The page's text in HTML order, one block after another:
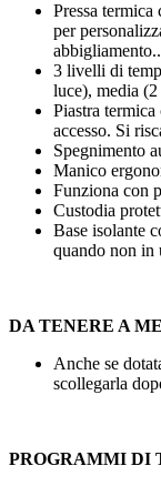
Pressa termica
per
3 livelli di
luce), media
Piastra
accesso. Si
Spegnimento
Manico
Funziona con
Custodia
Base isolante
quando non in
DA TENERE A
Anche se
scollegarla
PROGRAMMI DI